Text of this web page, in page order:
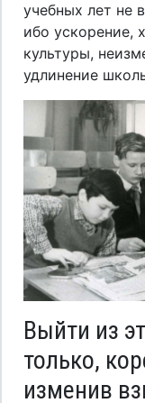
учебных лет не
ибо ускорение,
культуры,
удлинение
Выйти из
только,
изменив